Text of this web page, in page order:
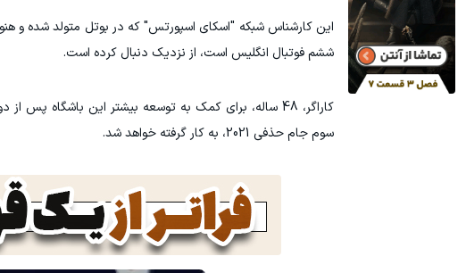
این کارشناس شبکه "اسکای اسپورتس" که در بوتل متولد شده و
ششم فوتبال انگلیس است، از نزدیک دنبال کرده است.
کاراگر، 48 ساله، برای کمک به توسعه بیشتر این
سوم جام حذفی 2021، به کار گرفته خواهد شد.